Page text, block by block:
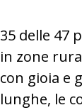
35 delle 47
in zone
con gioia e
lunghe, le